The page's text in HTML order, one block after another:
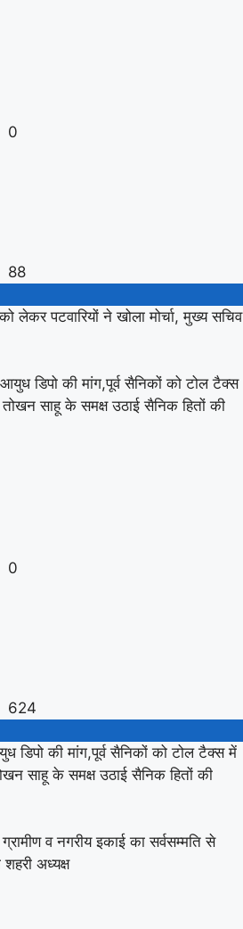
0
88
पटवारियों ने खोला मोर्चा, मुख्य सचिव
0
624
की मांग,पूर्व सैनिकों को टोल टैक्स में
साहू के समक्ष उठाई सैनिक हितों की